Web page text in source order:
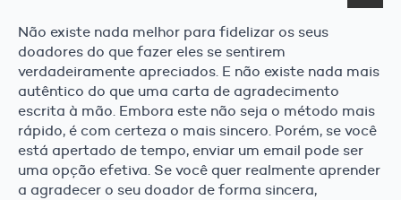
Não existe nada melhor para fidelizar os seus
doadores do que fazer eles se sentirem
verdadeiramente apreciados. E não existe nada mais
autêntico do que uma carta de agradecimento
escrita à mão. Embora este não seja o método mais
rápido, é com certeza o mais sincero. Porém, se você
está apertado de tempo, enviar um email pode ser
uma opção efetiva. Se você quer realmente aprender
a agradecer o seu doador de forma sincera,